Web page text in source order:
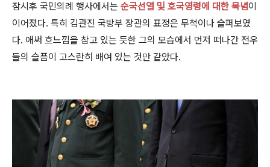
잠시후 국민의례 행사에서는 순국선열 및 호국영령에 대한 묵념이
이어졌다. 특히 김관진 국방부 장관의 표정은 무척이나 슬퍼보였
다. 애써 흐느낌을 참고 있는 듯한 그의 모습에서 먼저 떠나간 전우
들의 슬픔이 고스란히 배여 있는 것만 같았다.